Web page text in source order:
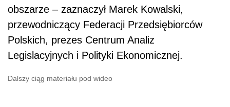
obszarze – zaznaczył Marek Kowalski,
przewodniczący Federacji Przedsiębiorców
Polskich, prezes Centrum Analiz
Legislacyjnych i Polityki Ekonomicznej.
Dalszy ciąg materiału pod wideo